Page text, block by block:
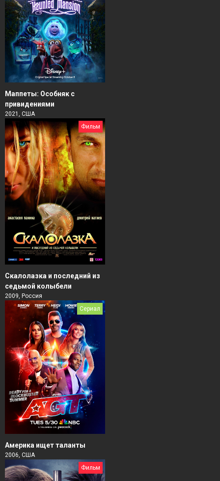
Маппеты: Особняк с
привидениями
2021, США
Фильм
Скалолазка и последний из
седьмой колыбели
2009, Россия
Сериал
Америка ищет таланты
2006, США
Фильм